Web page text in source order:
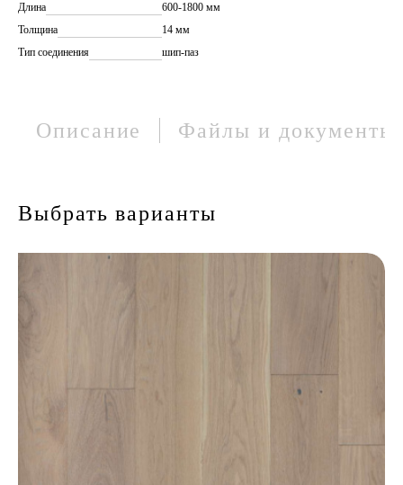
Длина
600-1800 мм
Толщина
14 мм
Тип соединения
шип-паз
Описание Файлы и документы
Выбрать варианты